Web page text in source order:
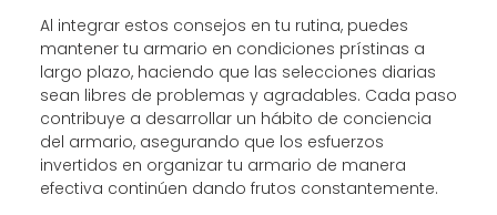
Al integrar estos consejos en tu rutina, puedes
mantener tu armario en condiciones prístinas a
largo plazo, haciendo que las selecciones diarias
sean libres de problemas y agradables. Cada paso
contribuye a desarrollar un hábito de conciencia
del armario, asegurando que los esfuerzos
invertidos en organizar tu armario de manera
efectiva continúen dando frutos constantemente.